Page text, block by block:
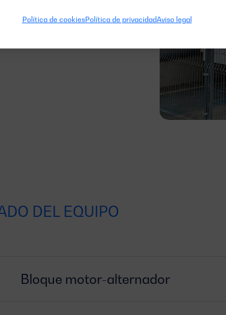
Política de cookiesPolítica de privacidadAviso legal
DEL EQUIPO
Bloque motor-alternador